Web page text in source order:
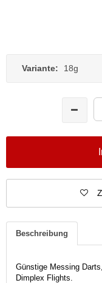
Variante: 18g
Beschreibung
Günstige Messing
Dimplex Flights.